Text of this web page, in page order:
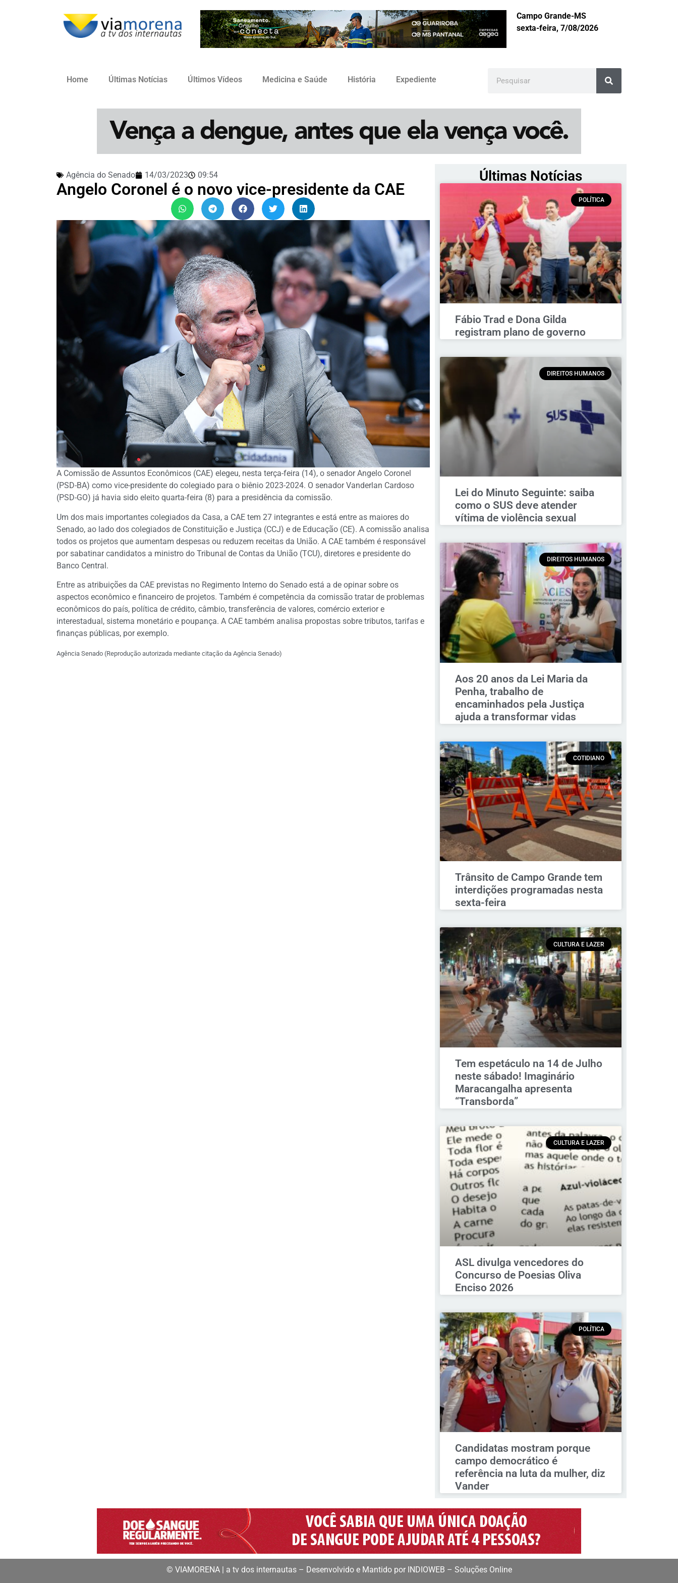
Campo Grande-MS
sexta-feira, 7/08/2026
Home Últimas Notícias Últimos Vídeos Medicina e Saúde História Expediente
Agência do Senado 14/03/2023 09:54
Angelo Coronel é o novo vice-presidente da CAE
A Comissão de Assuntos Econômicos (CAE) elegeu, nesta terça-feira (14), o senador Angelo Coronel
(PSD-BA) como vice-presidente do colegiado para o biênio 2023-2024. O senador Vanderlan Cardoso
(PSD-GO) já havia sido eleito quarta-feira (8) para a presidência da comissão.
Um dos mais importantes colegiados da Casa, a CAE tem 27 integrantes e está entre as maiores do
Senado, ao lado dos colegiados de Constituição e Justiça (CCJ) e de Educação (CE). A comissão analisa
todos os projetos que aumentam despesas ou reduzem receitas da União. A CAE também é responsável
por sabatinar candidatos a ministro do Tribunal de Contas da União (TCU), diretores e presidente do
Banco Central.
Entre as atribuições da CAE previstas no Regimento Interno do Senado está a de opinar sobre os
aspectos econômico e financeiro de projetos. Também é competência da comissão tratar de problemas
econômicos do país, política de crédito, câmbio, transferência de valores, comércio exterior e
interestadual, sistema monetário e poupança. A CAE também analisa propostas sobre tributos, tarifas e
finanças públicas, por exemplo.
Agência Senado (Reprodução autorizada mediante citação da Agência Senado)
Últimas Notícias
POLÍTICA
Fábio Trad e Dona Gilda
registram plano de governo
DIREITOS HUMANOS
Lei do Minuto Seguinte: saiba
como o SUS deve atender
vítima de violência sexual
DIREITOS HUMANOS
Aos 20 anos da Lei Maria da
Penha, trabalho de
encaminhados pela Justiça
ajuda a transformar vidas
COTIDIANO
Trânsito de Campo Grande tem
interdições programadas nesta
sexta-feira
CULTURA E LAZER
Tem espetáculo na 14 de Julho
neste sábado! Imaginário
Maracangalha apresenta
“Transborda”
CULTURA E LAZER
ASL divulga vencedores do
Concurso de Poesias Oliva
Enciso 2026
POLÍTICA
Candidatas mostram porque
campo democrático é
referência na luta da mulher, diz
Vander
© VIAMORENA | a tv dos internautas – Desenvolvido e Mantido por INDIOWEB – Soluções Online